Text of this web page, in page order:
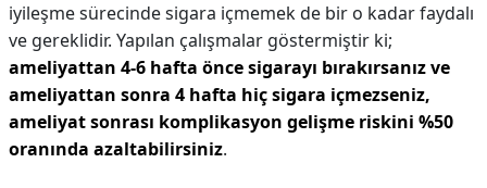
iyileşme sürecinde sigara içmemek de bir o kadar faydalı
ve gereklidir. Yapılan çalışmalar göstermiştir ki;
ameliyattan 4-6 hafta önce sigarayı bırakırsanız ve
ameliyattan sonra 4 hafta hiç sigara içmezseniz,
ameliyat sonrası komplikasyon gelişme riskini %50
oranında azaltabilirsiniz.